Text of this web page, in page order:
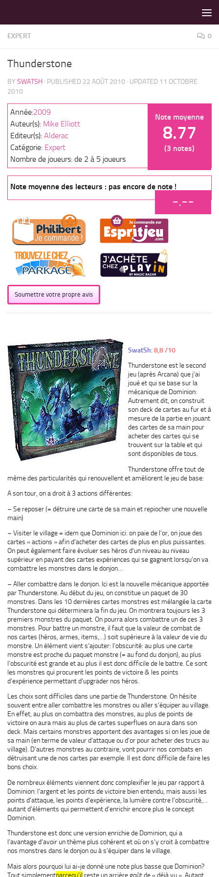
EXPERT 0
Thunderstone
BY SWATSH · PUBLISHED 22 AOÛT 2010 · UPDATED 11 OCTOBRE
2010
Note moyenne
8.77
(3 notes)
Année:2009
Auteur(s): Mike Elliott
Editeur(s): Alderac
Catégorie: Expert
Nombre de joueurs: de 2 à 5 joueurs
Note moyenne des lecteurs : pas encore de note !
-.--
Soumettre votre propre avis
SwatSh: 8,8 /10
Thunderstoneest le second
jeu (après Arcana) que j’ai
joué et qui se base sur la
mécanique de Dominion:
Autrement dit, on construit
sondeck de cartes au fur et à
mesure de la partie en jouant
des cartes de sa main pour
acheter des cartes qui se
trouvent sur la table et qui
sont disponibles de tous.
Thunderstoneoffre tout de
même des particularités qui renouvellent et améliorent le jeu de base:
A son tour, on a droit à 3 actions différentes:
– Se reposer (= détruire une carte de sa main et repiocher une nouvelle
main)
– Visiter le village = idem que Dominion ici: on paie de l’or, on joue des
cartes « actions » afin d’acheter des cartes de plus en plus puissantes.
On peut également faire évoluer ses héros d’un niveau au niveau
supérieur en payant des cartes expériences qui se gagnent lorsqu’on va
combattre les monstres dans le donjon…
– Aller combattre dans le donjon. Ici est la nouvelle mécanique apportée
parThunderstone . Au début du jeu, on constitue un paquet de 30
monstres. Dans les 10 dernières cartes monstres est mélangée la carte
Thunderstonequi déterminera la fin du jeu. On montrera toujours les 3
premiers monstres du paquet. On pourra alors combattre un de ces 3
monstres. Pour battre un monstre, il faut que la valeur de combat de
nos cartes (héros, armes, items,…) soit supérieure à la valeur de vie du
monstre. Un élément vient s’ajouter: l’obscurité: au plus une carte
monstre est proche du paquet monstre (= au fond du donjon), au plus
l’obscurité est grande et au plus il est donc difficile de le battre. Ce sont
les monstres qui procurent les points de victoire & les points
d’expérience permettantd’upgrader nos héros.
Les choix sont difficiles dans une partie deThunderstone. On hésite
souvent entre aller combattre les monstres ou aller s’équiper au village.
En effet, au plus on combattra des monstres, au plus de points de
victoire on aura mais au plus de cartes superflues on aura dans son
deck. Mais certains monstres apportent des avantages si on les joue de
sa main (en terme de valeur d’attaque ou d’or pour acheter des trucs au
village). D’autres monstres au contraire, vont pourrir nos combats en
détruisant une de nos cartes par exemple. Il est donc difficile de faire les
bons choix.
De nombreux éléments viennent donc complexifier le jeu par rapport à
Dominion: l’argent et les points de victoire bien entendu, mais aussi les
points d’attaque, les points d’expérience, la lumière contre l’obscurité,…
autant d’éléments qui permettent d’enrichir encore plus le concept
Dominion.
Thunderstoneest donc une version enrichie de Dominion, qui a
l’avantage d’avoir un thème plus cohérent et où on s’y croit à combattre
nos monstres dans le donjon ou à s’équiper dans le village.
Mais alors pourquoi lui ai-je donné une note plus basse que Dominion?
Tout simplementparcequ’il reste un arrière goût de « déjà vu ». Autant